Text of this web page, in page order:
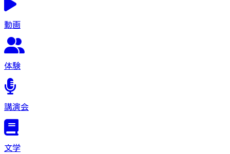
動画
体験
講演会
文学